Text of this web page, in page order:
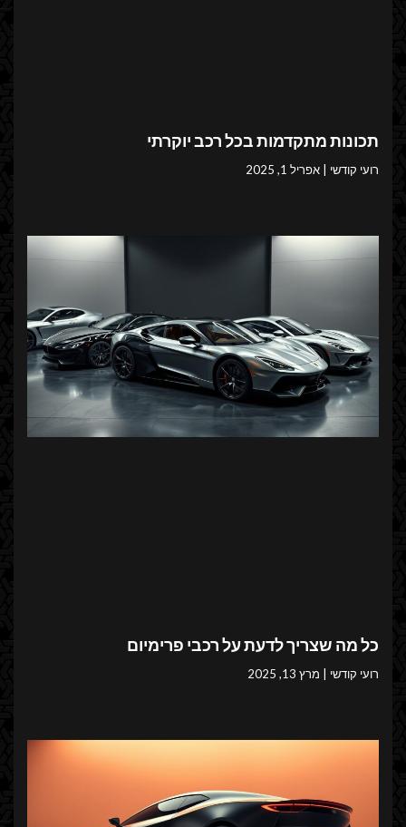
תכונות מתקדמות בכל רכב יוקרתי
רועי קודשי אפריל 1, 2025
כל מה שצריך לדעת על רכבי פרימיום
רועי קודשי מרץ 13, 2025